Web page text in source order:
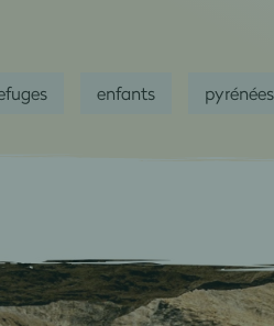
enfants pyrénées